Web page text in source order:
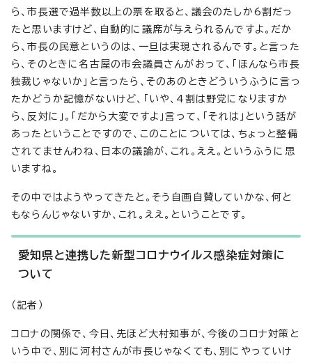
ら、市長選で過半数以上の票を取ると、議会のたしか6割だっ
たと思いますけど、自動的に議席が与えられるんですよ。だか
ら、市長の民意というのは、一旦は実現されるんです。と言った
ら、そのときに名古屋の市会議員さんがおって、「ほんなら市長
独裁じゃないか」と言ったら、そのあのときどういうふうに言っ
たかどうか記憶がないけど、「いや、4割は野党になりますか
ら、反対に」。「だから大変ですよ」言って、「それは」という話が
あったということですので、このことについては、ちょっと整備
されてませんわね、日本の議論が、これ。ええ。というふうに思
いますね。
その中ではようやってきたと。そう自画自賛していかな、何と
もならんじゃないすか、これ。ええ。ということです。
愛知県と連携した新型コロナウイルス感染症対策に
ついて
（記者）
コロナの関係で、今日、先ほど大村知事が、今後のコロナ対策と
いう中で、別に河村さんが市長じゃなくても、別にやっていけ